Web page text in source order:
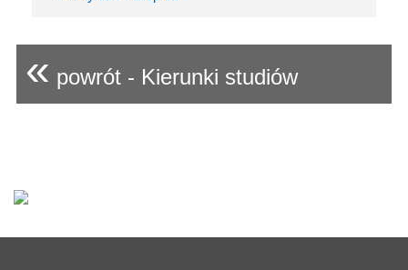
« powrót - Kierunki studiów